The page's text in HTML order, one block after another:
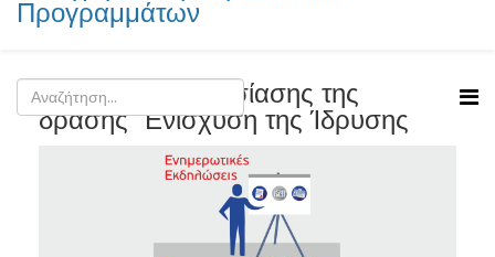
Ημερίδες παρουσίασης της
δράσης "Ενίσχυση της Ίδρυσης